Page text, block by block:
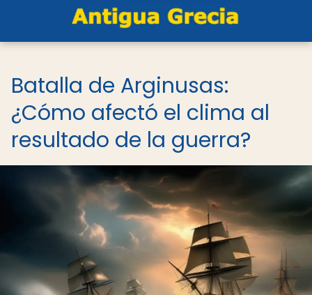
Batalla de Arginusas:
¿Cómo afectó el clima al
resultado de la guerra?